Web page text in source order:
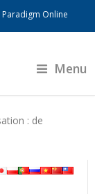
Paradigm Online
Menu
: de